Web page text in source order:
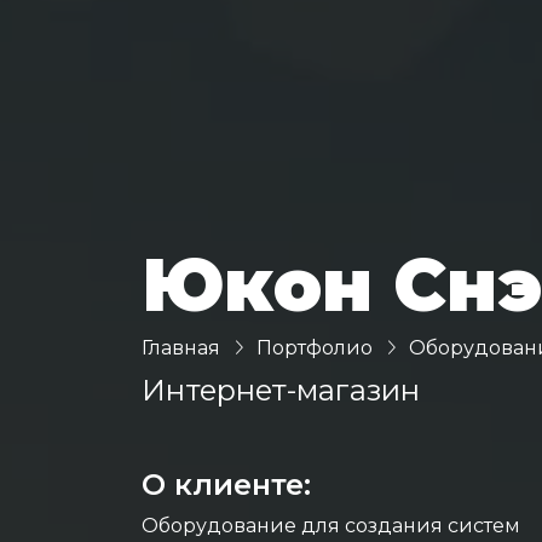
Юкон
Главная Портфолио
Интернет-магазин
О клиенте:
Оборудование для создания систем